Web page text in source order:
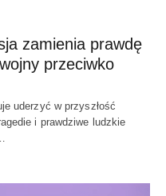
zamienia prawdę
przeciwko
uderzyć w przyszłość
i prawdziwe ludzkie